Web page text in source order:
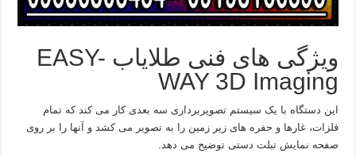
ویژگی های فنی طلایاب EASY-
WAY 3D Imaging
این دستگاه با یک سیستم تصویربرداری سه بعدی کار می کند که تمام
فلزات، غارها و حفره های زیر زمین را به تصویر می کشد و آنها را بر روی
صفحه نمایش تبلت دستی توضیح می دهد.